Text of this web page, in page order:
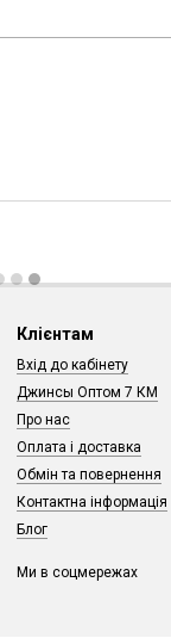
Клієнтам
Вхід до кабінету
Джинсы Оптом 7 КМ
Про нас
Оплата і доставка
Обмін та повернення
Контактна інформація
Блог
Ми в соцмережах